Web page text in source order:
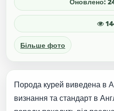
Більше фото
Порода курей виведена в
визнання та стандарт в